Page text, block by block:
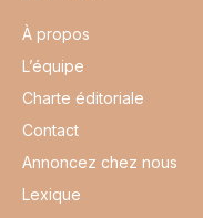
À propos
L’équipe
Charte éditoriale
Contact
Annoncez chez nous
Lexique